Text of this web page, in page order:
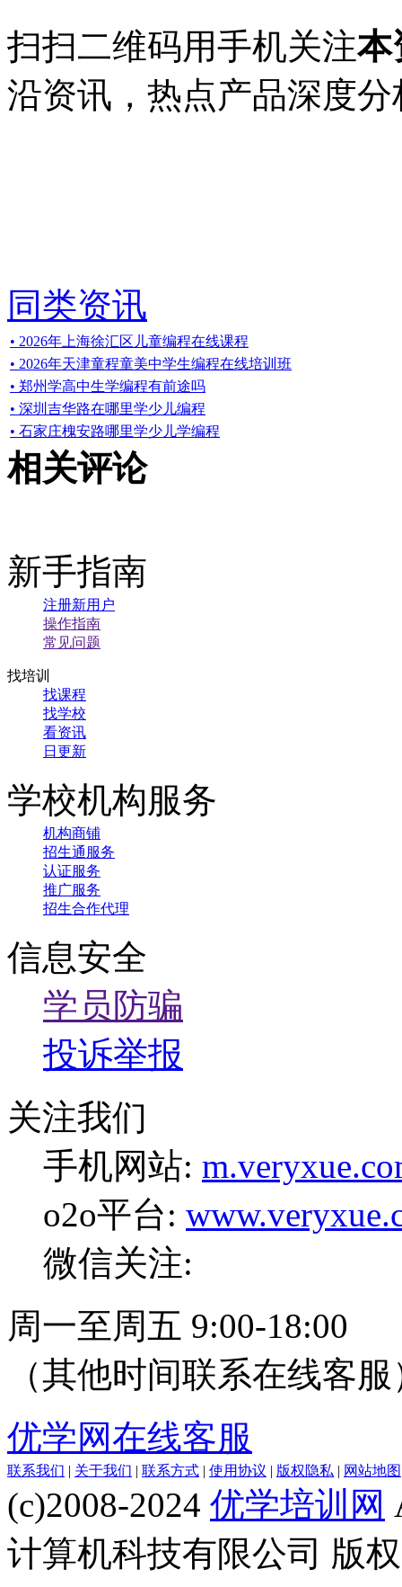
扫扫二维码用手机关注本
沿资讯，热点产品深度分
同类资讯
• 2026年上海徐汇区儿童编程在线课程
• 2026年天津童程童美中学生编程在线培训班
• 郑州学高中生学编程有前途吗
• 深圳吉华路在哪里学少儿编程
• 石家庄槐安路哪里学少儿学编程
相关评论
新手指南
注册新用户
操作指南
常见问题
找培训
找课程
找学校
看资讯
日更新
学校机构服务
机构商铺
招生通服务
认证服务
推广服务
招生合作代理
信息安全
学员防骗
投诉举报
关注我们
手机网站:
o2o平台:
微信关注:
周一至周五 9:00-18:00
（其他时间联系在线客服
优学网在线客服
联系我们 | 关于我们 | 联系方式 | 使用协议 | 版权隐私 | 网站地图
(c)2008-2024 优学培训网
计算机科技有限公司 版